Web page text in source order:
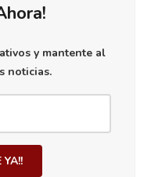
y mantente al
noticias.
YA!!